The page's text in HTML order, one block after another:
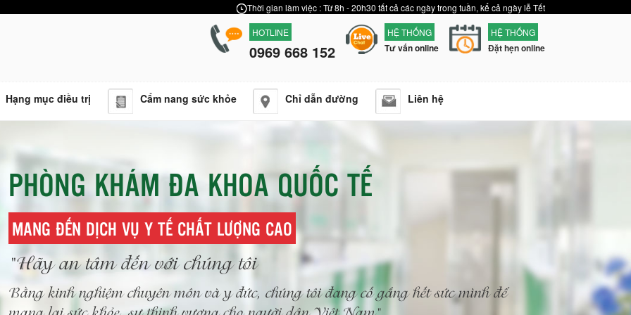
Thời gian làm việc : Từ 8h - 20h30 tất cả các ngày trong tuần, kể cả ngày lễ Tết
HOTLINE
0969 668 152
HỆ THỐNG
Tư vấn online
HỆ THỐNG
Đặt hẹn online
Hạng mục điều trị Cẩm nang sức khỏe Chỉ dẫn đường Liên hệ
PHÒNG KHÁM ĐA KHOA QUỐC TẾ
MANG ĐẾN DỊCH VỤ Y TẾ CHẤT LƯỢNG CAO
"Hãy an tâm đến với chúng tôi
Bằng kinh nghiệm chuyên môn và y đức, chúng tôi đang cố gắng hết sức mình để
mang lại sức khỏe, sự thịnh vượng cho người dân Việt Nam"